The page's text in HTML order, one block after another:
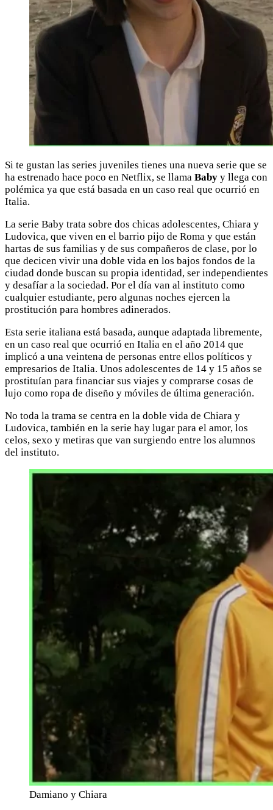
Si te gustan las series juveniles tienes una nueva serie que se
ha estrenado hace poco en Netflix, se llama Baby y llega con
polémica ya que está basada en un caso real que ocurrió en
Italia.
La serie Baby trata sobre dos chicas adolescentes, Chiara y
Ludovica, que viven en el barrio pijo de Roma y que están
hartas de sus familias y de sus compañeros de clase, por lo
que decicen vivir una doble vida en los bajos fondos de la
ciudad donde buscan su propia identidad, ser independientes
y desafíar a la sociedad. Por el día van al instituto como
cualquier estudiante, pero algunas noches ejercen la
prostitución para hombres adinerados.
Esta serie italiana está basada, aunque adaptada libremente,
en un caso real que ocurrió en Italia en el año 2014 que
implicó a una veintena de personas entre ellos políticos y
empresarios de Italia. Unos adolescentes de 14 y 15 años se
prostituían para financiar sus viajes y comprarse cosas de
lujo como ropa de diseño y móviles de última generación.
No toda la trama se centra en la doble vida de Chiara y
Ludovica, también en la serie hay lugar para el amor, los
celos, sexo y metiras que van surgiendo entre los alumnos
del instituto.
Damiano y Chiara